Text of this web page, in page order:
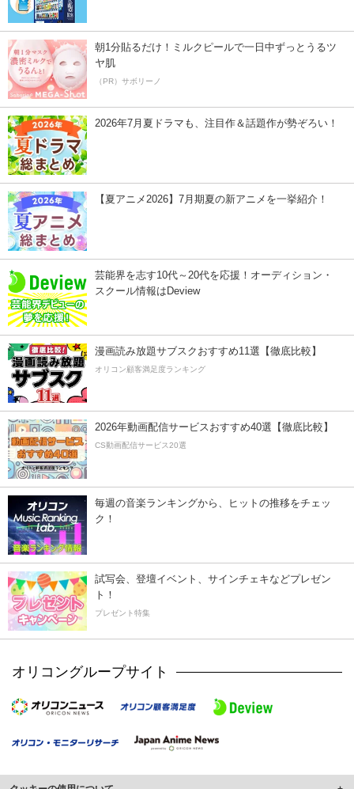
朝1分貼るだけ！ミルクピールで一日中ずっとうるツ
ヤ肌
（PR）サボリーノ
2026年7月夏ドラマも、注目作＆話題作が勢ぞろい！
【夏アニメ2026】7月期夏の新アニメを一挙紹介！
芸能界を志す10代～20代を応援！オーディション・
スクール情報はDeview
漫画読み放題サブスクおすすめ11選【徹底比較】
オリコン顧客満足度ランキング
2026年動画配信サービスおすすめ40選【徹底比較】
CS動画配信サービス20選
毎週の音楽ランキングから、ヒットの推移をチェッ
ク！
試写会、登壇イベント、サインチェキなどプレゼン
ト！
プレゼント特集
オリコングループサイト